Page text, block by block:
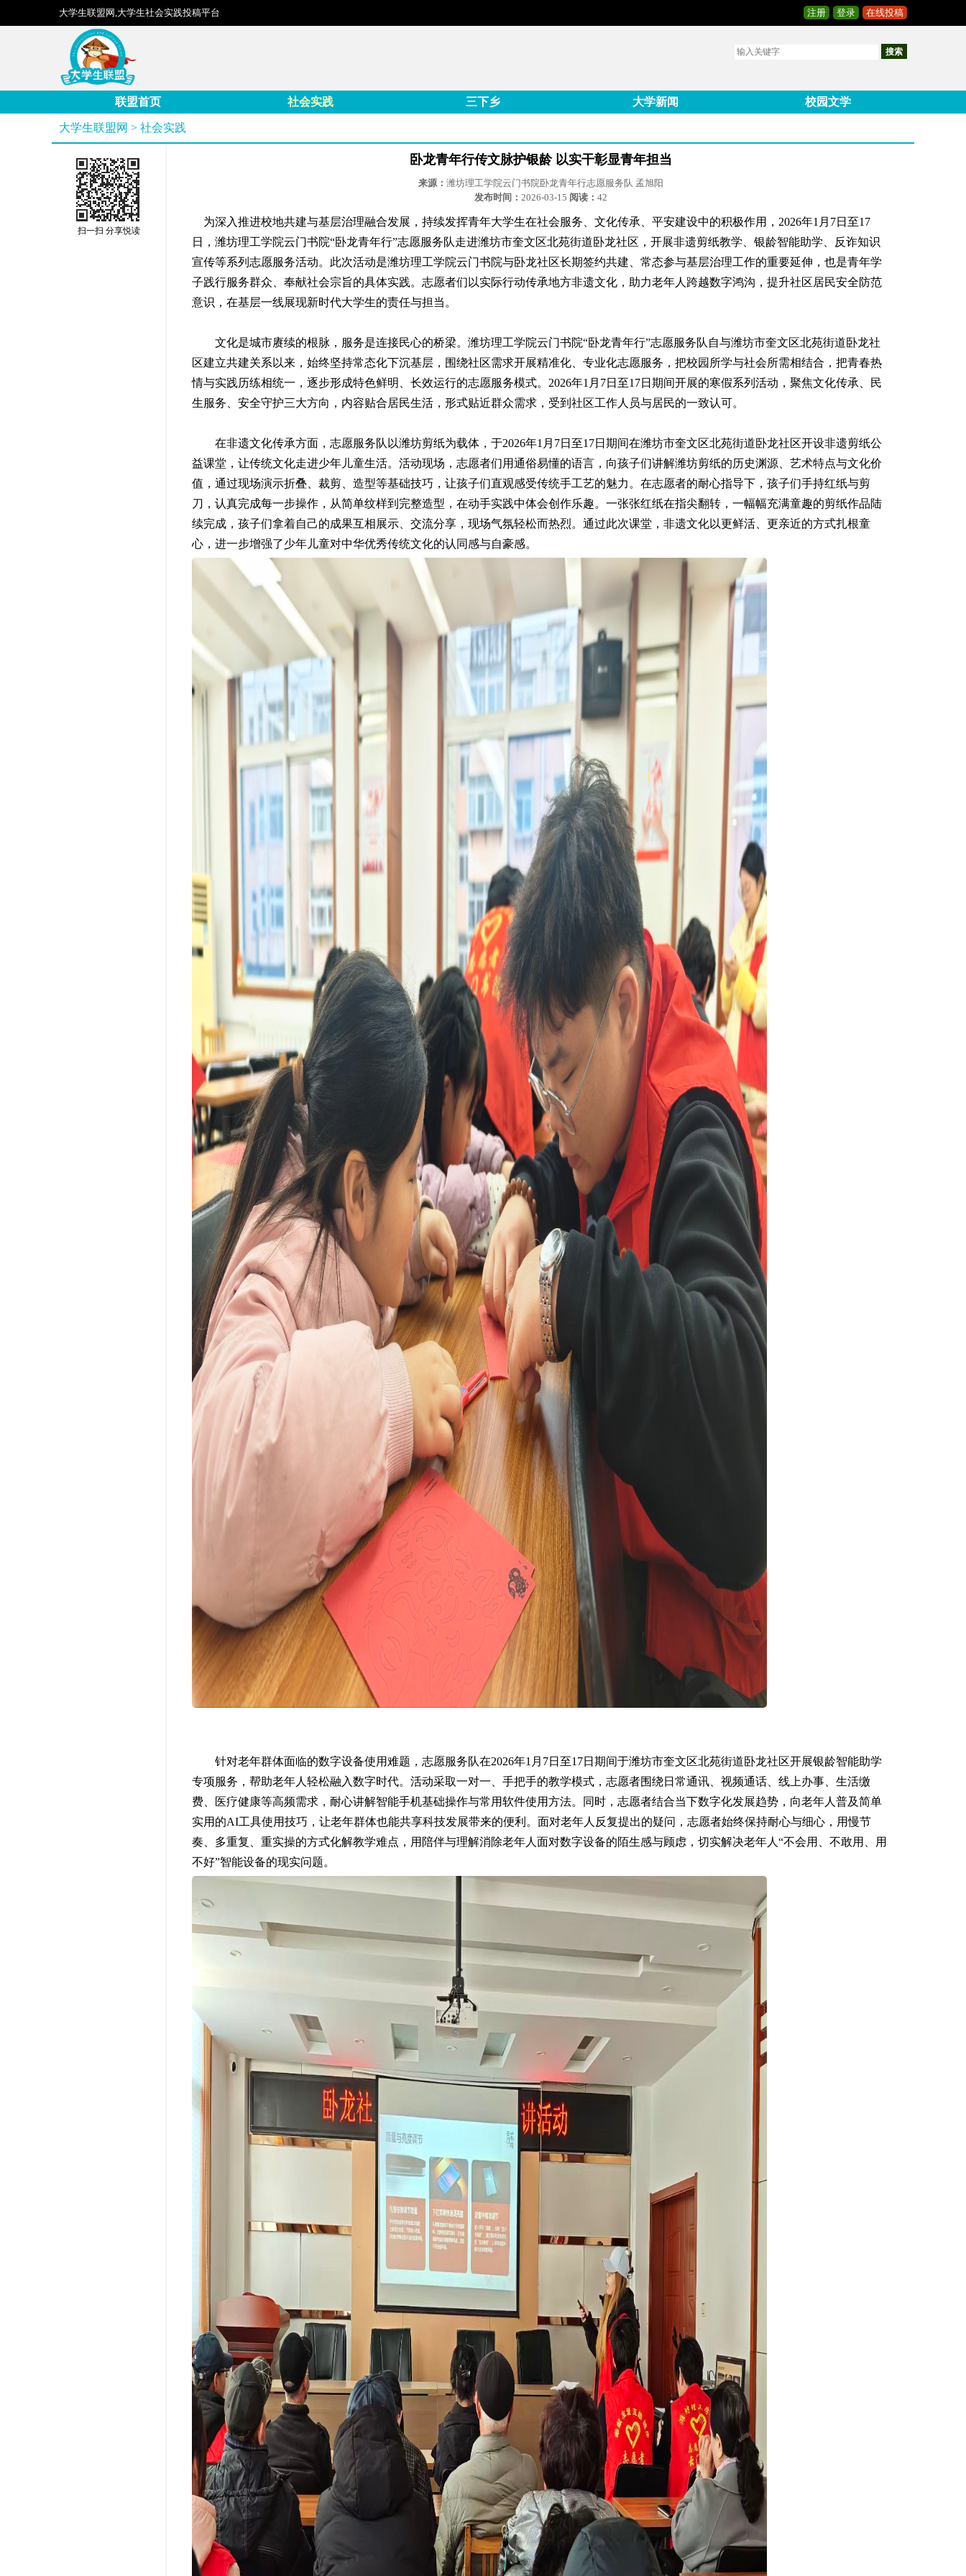
注册 登录 在线投稿
大学生联盟网,大学生社会实践投稿平台
搜索
联盟首页 社会实践 三下乡 大学新闻 校园文学
大学生联盟网 > 社会实践
扫一扫 分享悦读
卧龙青年行传文脉护银龄 以实干彰显青年担当
来源： 潍坊理工学院云门书院卧龙青年行志愿服务队 孟旭阳
发布时间： 2026-03-15 阅读： 42
为深入推进校地共建与基层治理融合发展，持续发挥青年大学生在社会服务、文化传承、平安建设中的积极作用，2026年1月7日至17
日，潍坊理工学院云门书院“卧龙青年行”志愿服务队走进潍坊市奎文区北苑街道卧龙社区，开展非遗剪纸教学、银龄智能助学、反诈知识
宣传等系列志愿服务活动。此次活动是潍坊理工学院云门书院与卧龙社区长期签约共建、常态参与基层治理工作的重要延伸，也是青年学
子践行服务群众、奉献社会宗旨的具体实践。志愿者们以实际行动传承地方非遗文化，助力老年人跨越数字鸿沟，提升社区居民安全防范
意识，在基层一线展现新时代大学生的责任与担当。
文化是城市赓续的根脉，服务是连接民心的桥梁。潍坊理工学院云门书院“卧龙青年行”志愿服务队自与潍坊市奎文区北苑街道卧龙社
区建立共建关系以来，始终坚持常态化下沉基层，围绕社区需求开展精准化、专业化志愿服务，把校园所学与社会所需相结合，把青春热
情与实践历练相统一，逐步形成特色鲜明、长效运行的志愿服务模式。2026年1月7日至17日期间开展的寒假系列活动，聚焦文化传承、民
生服务、安全守护三大方向，内容贴合居民生活，形式贴近群众需求，受到社区工作人员与居民的一致认可。
在非遗文化传承方面，志愿服务队以潍坊剪纸为载体，于2026年1月7日至17日期间在潍坊市奎文区北苑街道卧龙社区开设非遗剪纸公
益课堂，让传统文化走进少年儿童生活。活动现场，志愿者们用通俗易懂的语言，向孩子们讲解潍坊剪纸的历史渊源、艺术特点与文化价
值，通过现场演示折叠、裁剪、造型等基础技巧，让孩子们直观感受传统手工艺的魅力。在志愿者的耐心指导下，孩子们手持红纸与剪
刀，认真完成每一步操作，从简单纹样到完整造型，在动手实践中体会创作乐趣。一张张红纸在指尖翻转，一幅幅充满童趣的剪纸作品陆
续完成，孩子们拿着自己的成果互相展示、交流分享，现场气氛轻松而热烈。通过此次课堂，非遗文化以更鲜活、更亲近的方式扎根童
心，进一步增强了少年儿童对中华优秀传统文化的认同感与自豪感。
针对老年群体面临的数字设备使用难题，志愿服务队在2026年1月7日至17日期间于潍坊市奎文区北苑街道卧龙社区开展银龄智能助学
专项服务，帮助老年人轻松融入数字时代。活动采取一对一、手把手的教学模式，志愿者围绕日常通讯、视频通话、线上办事、生活缴
费、医疗健康等高频需求，耐心讲解智能手机基础操作与常用软件使用方法。同时，志愿者结合当下数字化发展趋势，向老年人普及简单
实用的AI工具使用技巧，让老年群体也能共享科技发展带来的便利。面对老年人反复提出的疑问，志愿者始终保持耐心与细心，用慢节
奏、多重复、重实操的方式化解教学难点，用陪伴与理解消除老年人面对数字设备的陌生感与顾虑，切实解决老年人“不会用、不敢用、用
不好”智能设备的现实问题。